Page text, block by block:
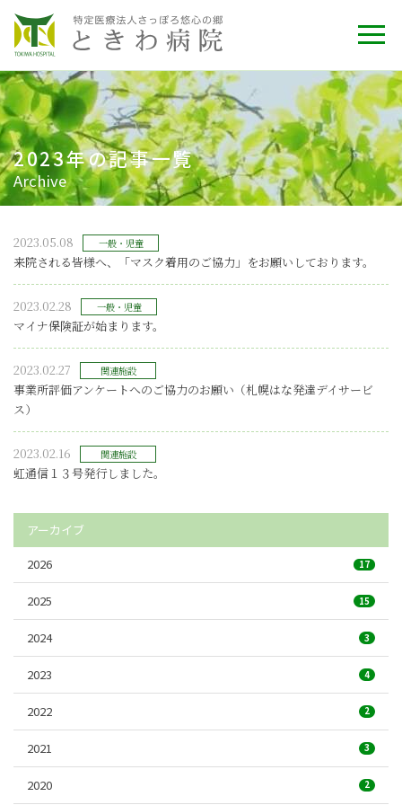
2023年の記事一覧
Archive
2023.05.08 一般・児童
来院される皆様へ、「マスク着用のご協力」をお願いしております。
2023.02.28 一般・児童
マイナ保険証が始まります。
2023.02.27 関連施設
事業所評価アンケートへのご協力のお願い（札幌はな発達デイサービ
ス）
2023.02.16 関連施設
虹通信１３号発行しました。
アーカイブ
2026 17
2025 15
2024 3
2023 4
2022 2
2021 3
2020 2